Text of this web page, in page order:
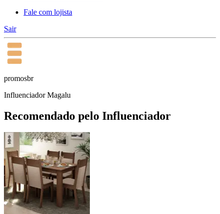
Fale com lojista
Sair
promosbr
Influenciador Magalu
Recomendado pelo Influenciador